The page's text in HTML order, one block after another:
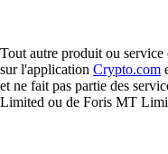
Tout autre produit ou service
sur l'application Crypto.com
et ne fait pas partie des
Limited ou de Foris MT